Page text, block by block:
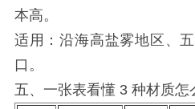
本高。
适用：沿海高盐雾地区、
口。
五、一张表看懂 3 种材质怎